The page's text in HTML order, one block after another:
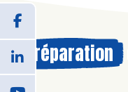
Préparation